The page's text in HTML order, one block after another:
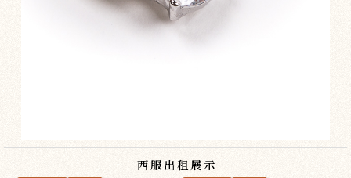
西服出租展示